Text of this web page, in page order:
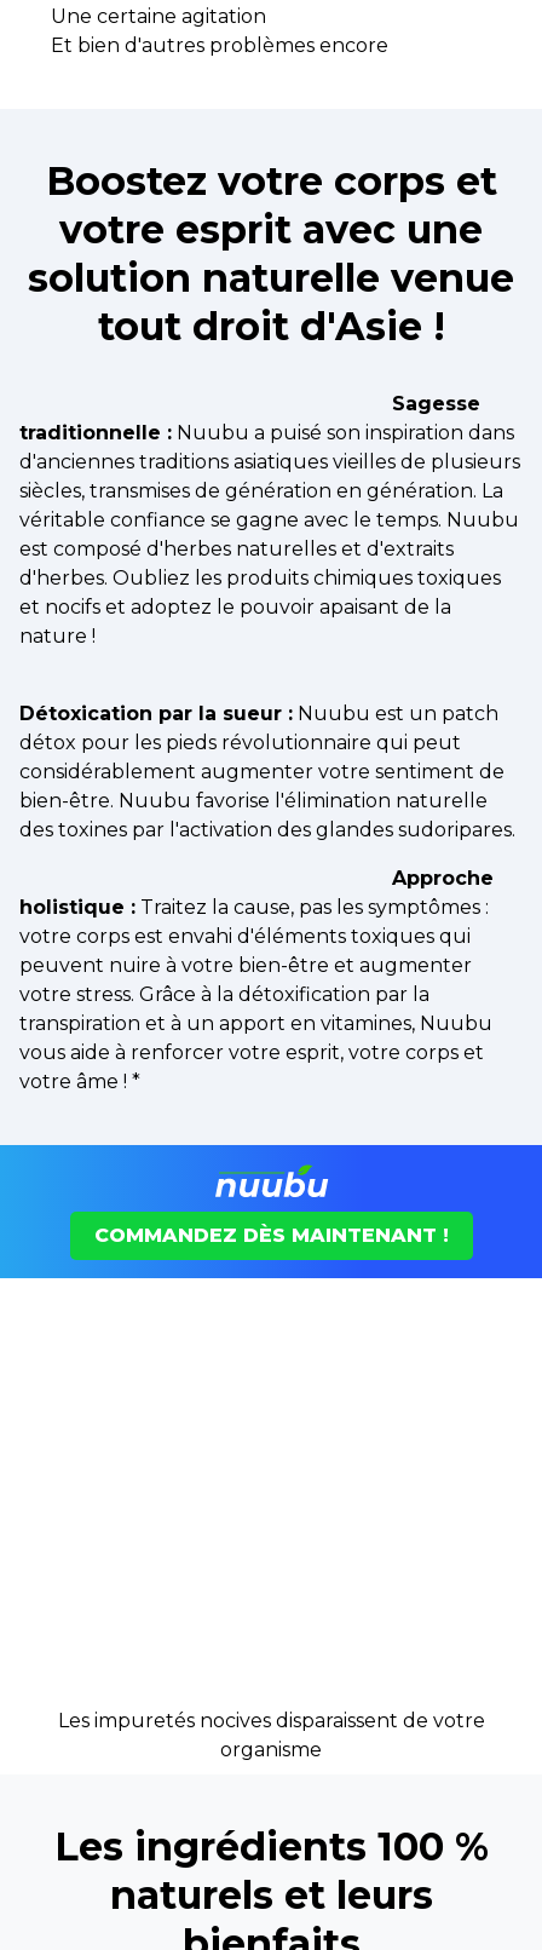
Une certaine agitation
Et bien d'autres problèmes encore
Boostez votre corps et
votre esprit avec une
solution naturelle venue
tout droit d'Asie !
Sagesse
traditionnelle : Nuubu a puisé son inspiration dans
d'anciennes traditions asiatiques vieilles de plusieurs
siècles, transmises de génération en génération. La
véritable confiance se gagne avec le temps. Nuubu
est composé d'herbes naturelles et d'extraits
d'herbes. Oubliez les produits chimiques toxiques
et nocifs et adoptez le pouvoir apaisant de la
nature !
Détoxication par la sueur : Nuubu est un patch
détox pour les pieds révolutionnaire qui peut
considérablement augmenter votre sentiment de
bien-être. Nuubu favorise l'élimination naturelle
des toxines par l'activation des glandes sudoripares.
Approche
holistique : Traitez la cause, pas les symptômes :
votre corps est envahi d'éléments toxiques qui
peuvent nuire à votre bien-être et augmenter
votre stress. Grâce à la détoxification par la
transpiration et à un apport en vitamines, Nuubu
vous aide à renforcer votre esprit, votre corps et
votre âme ! *
COMMANDEZ DÈS MAINTENANT !
Les impuretés nocives disparaissent de votre
organisme
Les ingrédients 100 %
naturels et leurs